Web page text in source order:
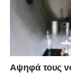
από αυτά της
Αψηφά τους